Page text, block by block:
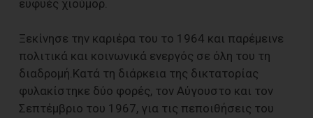
ευφυές χιούμορ.
Ξεκίνησε την καριέρα του το 1964 και παρέμεινε
πολιτικά και κοινωνικά ενεργός σε όλη του τη
διαδρομή.Κατά τη διάρκεια της δικτατορίας
φυλακίστηκε δύο φορές, τον Αύγουστο και τον
Σεπτέμβριο του 1967, για τις πεποιθήσεις του